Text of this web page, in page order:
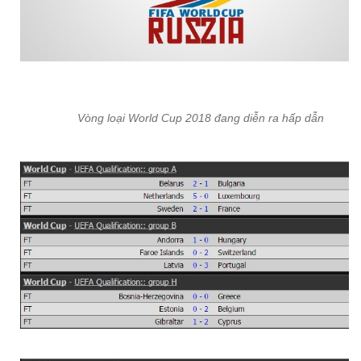
Vòng loại World Cup 2018 đang diễn ra hấp dẫn